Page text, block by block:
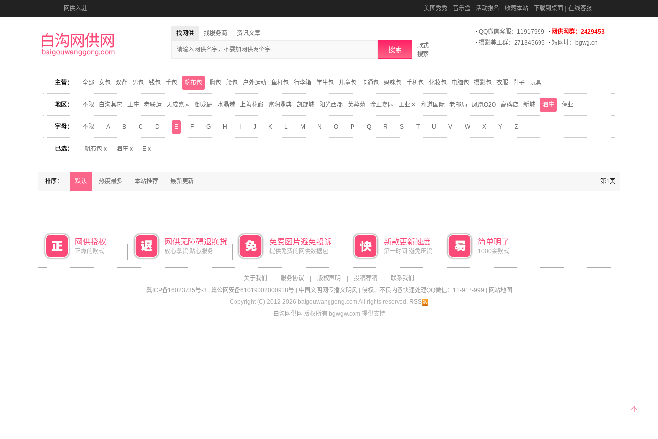
网供入驻 美图秀秀 音乐盒 活动报名 收藏本站 下载到桌面 在线客服
找网供 找服务商 资讯文章
搜索
款式
搜索
QQ微信客服：11917999
网供网群：2429453
摄影美工群：271345695
短网址：bgwg.cn
主营： 全部 女包 双背 男包 钱包 手包 帆布包 胸包 腰包 户外运动 鱼杆包 行李箱 学生包 儿童包 卡通包 妈咪包 手机包 化妆包 电脑包 摄影包 衣服 鞋子 玩具
地区： 不限 白沟其它 王庄 老联运 天成嘉园 御龙庭 水晶域 上善花都 富润晶典 凯旋城 阳光西郡 芙蓉苑 金正嘉园 工业区 和道国际 老邮局 凤凰O2O 高碑店 新城 泗庄 停业
字母： 不限 A B C D E F G H J K L M N O P Q R S T U V W X Y Z
已选： 帆布包 x 泗庄 x E x
排序： 默认 热度最多 本站推荐 最新更新 第1页
网供授权
正爆的款式
网供无障碍退换货
放心拿货 贴心服务
免费图片避免投诉
提供免费的网供数据包
新款更新速度
第一时间 避免压货
简单明了
1000余款式
关于我们 服务协议 版权声明 投稿荐稿
联系我们
冀ICP备16023735号-3
冀公网安备61019002000918号 中国文明网传播文明风| 侵权、不良内容快速处理QQ微信：11-917-999
网站地图
Copyright (C) 2012-2026 baigouwanggong.com All rights reserved. RSS
白沟网供网 版权所有 bgwgw.com 提供支持